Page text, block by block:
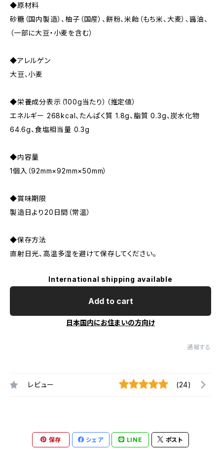
◆原材料
砂糖（国内製造）、柚子（国産）、餅粉、米飴（もち米、大麦）、醤油、
（一部に大豆・小麦を含む）
◆アレルゲン
大豆、小麦
◆栄養成分表示（100g当たり）（推定値）
エネルギー 268kcal、たんぱく質 1.8g、脂質 0.3g、炭水化物
64.6g、食塩相当量 0.3g
◆内容量
1個入（92mm×92mm×50mm）
◆賞味期限
製造日より20日間（常温）
◆保存方法
直射日光、高温多湿を避けて保存してください。
International shipping available
Add to cart
日本国内にお住まいの方向け
通報する
レビュー (24)
保存 シェア LINE ポスト